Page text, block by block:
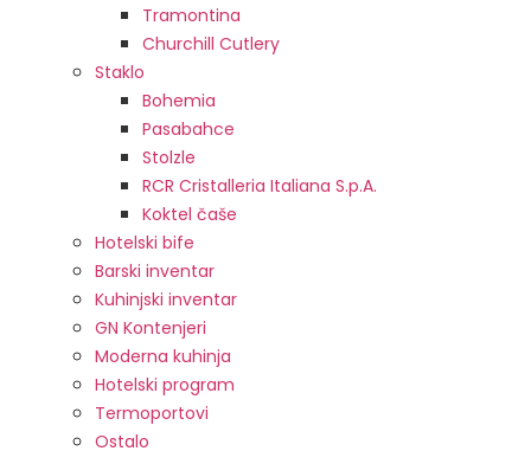
Tramontina
Churchill Cutlery
Staklo
Bohemia
Pasabahce
Stolzle
RCR Cristalleria Italiana S.p.A.
Koktel čaše
Hotelski bife
Barski inventar
Kuhinjski inventar
GN Kontenjeri
Moderna kuhinja
Hotelski program
Termoportovi
Ostalo